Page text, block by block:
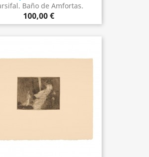
Baño de Amfortas.
100,00 €